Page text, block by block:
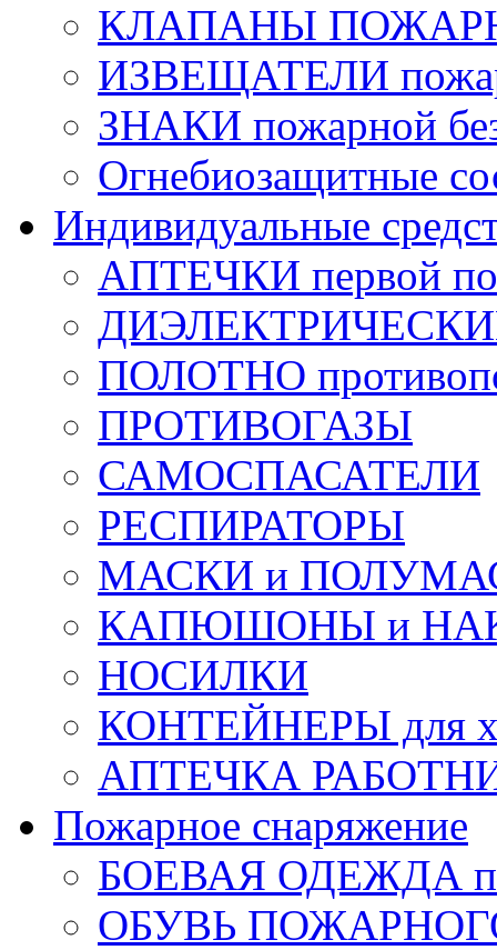
КЛАПАНЫ
ИЗВЕЩАТЕЛИ
ЗНАКИ пожарной
Огнебиозащитные
Индивидуальные
АПТЕЧКИ первой
ДИЭЛЕКТРИЧЕСКИЕ
ПОЛОТНО
ПРОТИВОГАЗЫ
САМОСПАСАТЕЛИ
РЕСПИРАТОРЫ
МАСКИ и
КАПЮШОНЫ и
НОСИЛКИ
КОНТЕЙНЕРЫ для
АПТЕЧКА
Пожарное снаряжение
БОЕВАЯ ОДЕЖДА
ОБУВЬ